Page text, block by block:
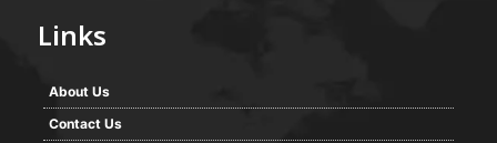
Links
About Us
Contact Us